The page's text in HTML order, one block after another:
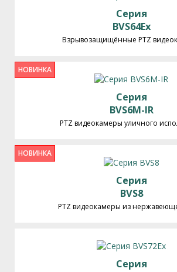
Серия
BVS64Ex
Взрывозащищённые PTZ
Серия
BVS6M-IR
PTZ видеокамеры уличного
НОВИНКА
Серия
BVS8
PTZ видеокамеры из
НОВИНКА
Серия